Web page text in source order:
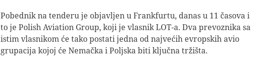
Pobednik na tenderu je objavljen u Frankfurtu, danas u 11 časova i
to je Polish Aviation Group, koji je vlasnik LOT-a. Dva prevoznika sa
istim vlasnikom će tako postati jedna od najvećih evropskih avio
grupacija kojoj će Nemačka i Poljska biti ključna tržišta.